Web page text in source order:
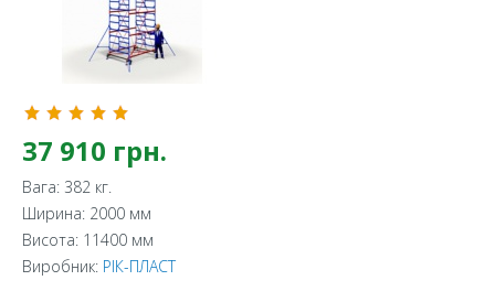
37 910 грн.
Вага: 382 кг.
Ширина: 2000 мм
Висота: 11400 мм
Виробник: РІК-ПЛАСТ